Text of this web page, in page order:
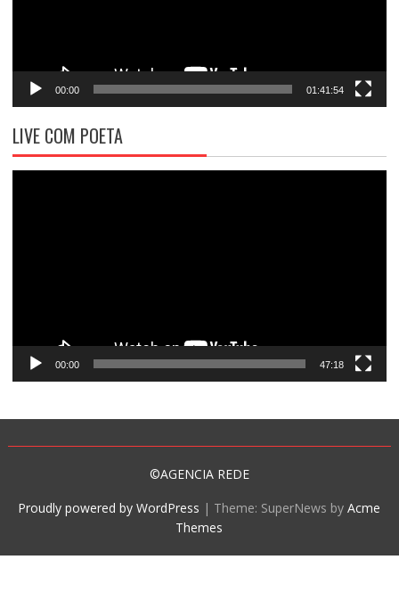
00:00 01:41:54
LIVE COM POETA
00:00 47:18
©AGENCIA REDE
Proudly powered by WordPress | Theme: SuperNews byAcme
Themes